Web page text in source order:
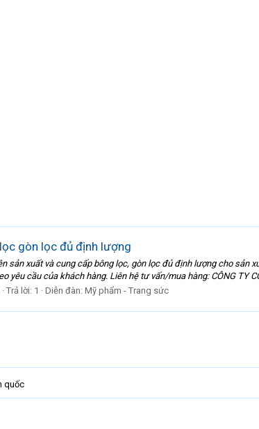
gòn lọc đủ định lượng
sản xuất và cung cấp bông lọc, gòn lọc đủ định lượng cho
yêu cầu của khách hàng. Liên hệ tư vấn/mua hàng: CÔNG TY
Trả lời: 1 Diễn đàn: Mỹ phẩm - Trang sức
quốc